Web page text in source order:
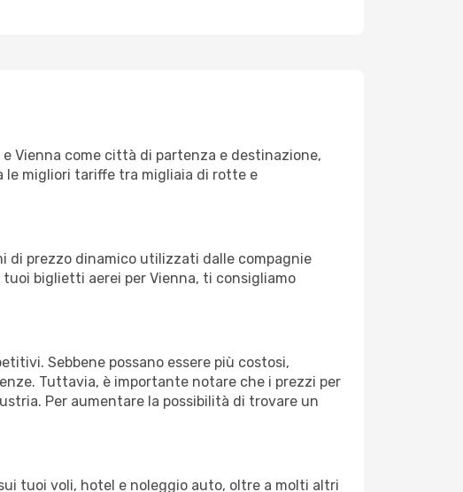
Vienna come città di partenza e destinazione,
le migliori tariffe tra migliaia di rotte e
di prezzo dinamico utilizzati dalle compagnie
biglietti aerei per Vienna, ti consigliamo
Sebbene possano essere più costosi,
Tuttavia, è importante notare che i prezzi per
Per aumentare la possibilità di trovare un
tuoi voli, hotel e noleggio auto, oltre a molti altri